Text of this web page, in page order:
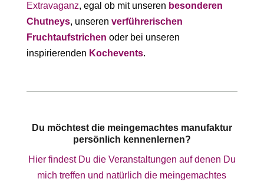
Extravaganz, egal ob mit unseren besonderen
Chutneys, unseren verführerischen
Fruchtaufstrichen oder bei unseren
inspirierenden Kochevents.
Du möchtest die meingemachtes manufaktur
persönlich kennenlernen?
Hier findest Du die Veranstaltungen auf denen Du
mich treffen und natürlich die meingemachtes